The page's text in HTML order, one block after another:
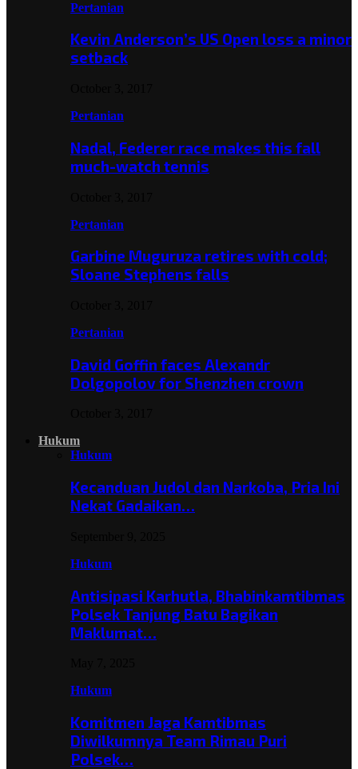
Pertanian
Kevin Anderson’s US Open loss a minor
setback
Pertanian
Nadal, Federer race makes this fall
much-watch tennis
Pertanian
Garbine Muguruza retires with cold;
Sloane Stephens falls
Pertanian
David Goffin faces Alexandr
Dolgopolov for Shenzhen crown
Hukum
Hukum
Kecanduan Judol dan Narkoba, Pria Ini
Nekat Gadaikan…
Hukum
Antisipasi Karhutla, Bhabinkamtibmas
Polsek Tanjung Batu Bagikan
Maklumat…
Hukum
Komitmen Jaga Kamtibmas
Diwilkumnya Team Rimau Puri
Polsek…